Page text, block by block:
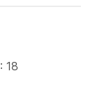
: 18